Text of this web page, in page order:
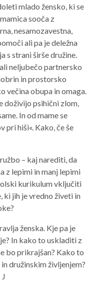
mlado žensko, ki se
sooča z
nesamozavestna,
ali pa je deležna
s strani širše družine.
neljubečo partnersko
in prostorsko
večina obupa in omaga.
doživijo psihični zlom,
In od mame se
pri hiši«. Kako, če še
– kaj narediti, da
z lepimi in manj lepimi
kurikulum vključiti
ki jih je vredno živeti in
ženska. Kje pa je
In kako to uskladiti z
bo prikrajšan? Kako to
družinskim življenjem?